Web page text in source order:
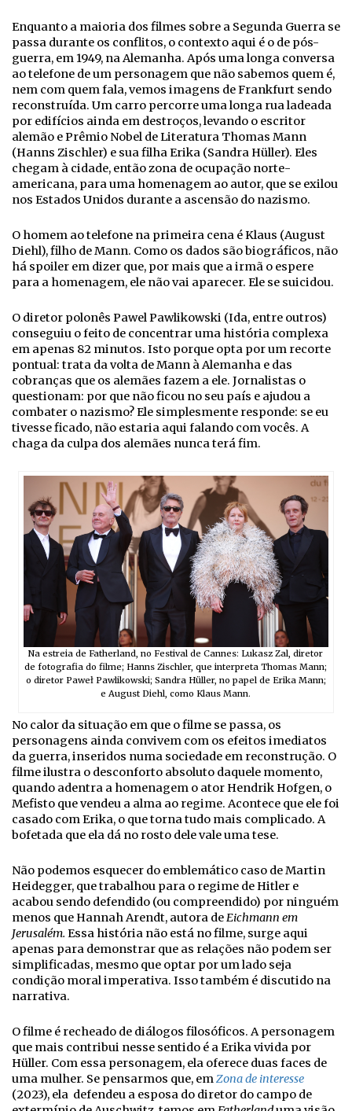
Enquanto a maioria dos filmes sobre a Segunda Guerra se
passa durante os conflitos, o contexto aqui é o de pós-
guerra, em 1949, na Alemanha. Após uma longa conversa
ao telefone de um personagem que não sabemos quem é,
nem com quem fala, vemos imagens de Frankfurt sendo
reconstruída. Um carro percorre uma longa rua ladeada
por edifícios ainda em destroços, levando o escritor
alemão e Prêmio Nobel de Literatura Thomas Mann
(Hanns Zischler) e sua filha Erika (Sandra Hüller). Eles
chegam à cidade, então zona de ocupação norte-
americana, para uma homenagem ao autor, que se exilou
nos Estados Unidos durante a ascensão do nazismo.
O homem ao telefone na primeira cena é Klaus (August
Diehl), filho de Mann. Como os dados são biográficos, não
há spoiler em dizer que, por mais que a irmã o espere
para a homenagem, ele não vai aparecer. Ele se suicidou.
O diretor polonês Pawel Pawlikowski (Ida, entre outros)
conseguiu o feito de concentrar uma história complexa
em apenas 82 minutos. Isto porque opta por um recorte
pontual: trata da volta de Mann à Alemanha e das
cobranças que os alemães fazem a ele. Jornalistas o
questionam: por que não ficou no seu país e ajudou a
combater o nazismo? Ele simplesmente responde: se eu
tivesse ficado, não estaria aqui falando com vocês. A
chaga da culpa dos alemães nunca terá fim.
Na estreia de Fatherland, no Festival de Cannes: Lukasz Zal, diretor
de fotografia do filme; Hanns Zischler, que interpreta Thomas Mann;
o diretor Paweł Pawlikowski; Sandra Hüller, no papel de Erika Mann;
e August Diehl, como Klaus Mann.
No calor da situação em que o filme se passa, os
personagens ainda convivem com os efeitos imediatos
da guerra, inseridos numa sociedade em reconstrução. O
filme ilustra o desconforto absoluto daquele momento,
quando adentra a homenagem o ator Hendrik Hofgen, o
Mefisto que vendeu a alma ao regime. Acontece que ele foi
casado com Erika, o que torna tudo mais complicado. A
bofetada que ela dá no rosto dele vale uma tese.
Não podemos esquecer do emblemático caso de Martin
Heidegger, que trabalhou para o regime de Hitler e
acabou sendo defendido (ou compreendido) por ninguém
menos que Hannah Arendt, autora deEichmann em
Jerusalém. Essa história não está no filme, surge aqui
apenas para demonstrar que as relações não podem ser
simplificadas, mesmo que optar por um lado seja
condição moral imperativa. Isso também é discutido na
narrativa.
O filme é recheado de diálogos filosóficos. A personagem
que mais contribui nesse sentido é a Erika vivida por
Hüller. Com essa personagem, ela oferece duas faces de
uma mulher. Se pensarmos que, emZona de interesse
(2023), ela defendeu a esposa do diretor do campo de